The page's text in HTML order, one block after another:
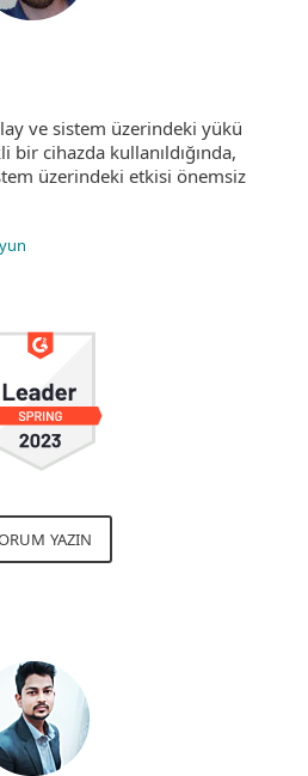
ve sistem üzerindeki yükü
bir cihazda kullanıldığında,
üzerindeki etkisi önemsiz
YAZIN